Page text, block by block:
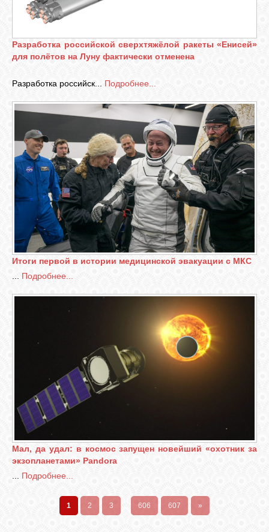
Разработка российской сверхтяжёлой ракеты «Енисей»
для полётов на Луну фактически отменена
Разработка российск... Подробнее...
Итоги первой в истории медицинской эвакуации с МКС
Подробнее...
Мал, да удал: в космос запущен новейший «охотник за
экзопланетами» Pandora
Подробнее...
1 2 3 606 607 »